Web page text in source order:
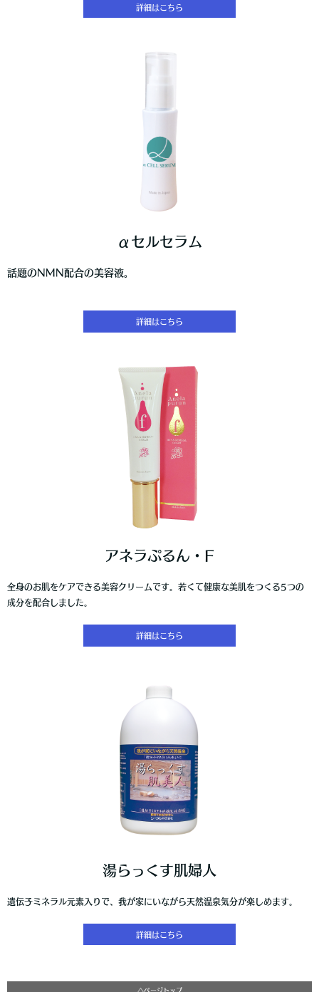
詳細はこちら
αセルセラム
話題のNMN配合の美容液。
詳細はこちら
アネラぷるん・F
全身のお肌をケアできる美容クリームです。若くて健康な美肌をつくる5つの
成分を配合しました。
詳細はこちら
湯らっくす肌婦人
遺伝子ミネラル元素入りで、我が家にいながら天然温泉気分が楽しめます。
詳細はこちら
△ページトップ